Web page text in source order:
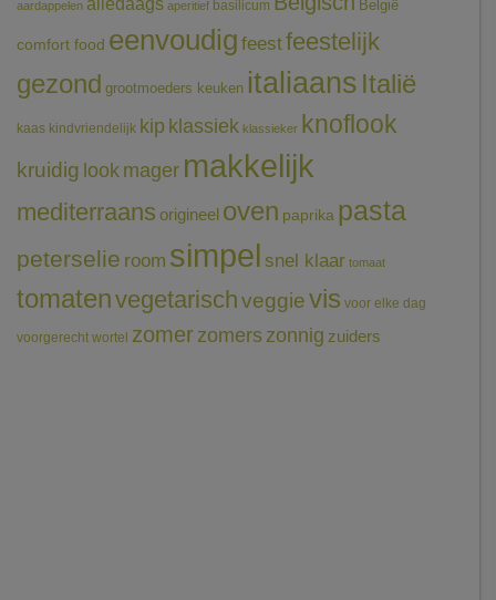
aardappelen alledaags aperitief basilicum België
comfort food eenvoudig feestfeestelijk
gezond grootmoeders keuken italiaans Italië
kaas kindvriendelijk kip klassiek klassieker knoflook
kruidig look mager makkelijk
mediterraans origineel oven paprika pasta
peterselie room simpel snel klaar tomaat
tomatenvegetarischveggievis voor elke dag
voorgerecht wortel zomerzomerszonnig zuiders